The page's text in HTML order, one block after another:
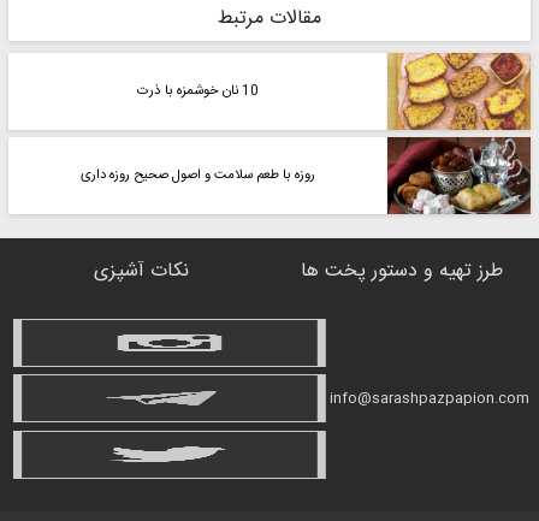
مقالات مرتبط
10 نان خوشمزه با ذرت
روزه با طعم سلامت و اصول صحیح روزه داری
طرز تهیه و دستور پخت ها نکات آشپزی
info@sarashpazpapion.com